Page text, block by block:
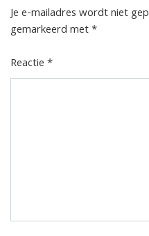
Je e-mailadres wordt niet
gemarkeerd met*
Reactie*